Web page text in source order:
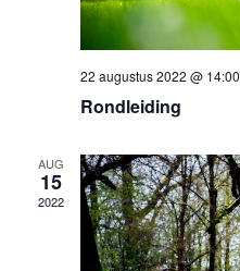
22 augustus 2022 @ 14:00
Rondleiding
AUG
15
2022